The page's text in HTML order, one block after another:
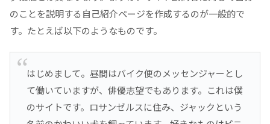
のことを説明する自己紹介ページを作成するのが一般的で
す。たとえば以下のようなものです。
はじめまして。昼間はバイク便のメッセンジャーとし
て働いていますが、俳優志望でもあります。これは僕
のサイトです。ロサンゼルスに住み、ジャックという